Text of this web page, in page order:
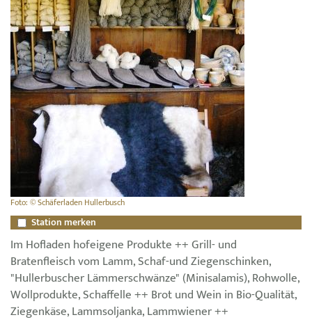
Foto: © Schäferladen Hullerbusch
Station merken
Im Hofladen hofeigene Produkte ++ Grill- und
Bratenfleisch vom Lamm, Schaf-und Ziegenschinken,
"Hullerbuscher Lämmerschwänze" (Minisalamis), Rohwolle,
Wollprodukte, Schaffelle ++ Brot und Wein in Bio-Qualität,
Ziegenkäse, Lammsoljanka, Lammwiener ++